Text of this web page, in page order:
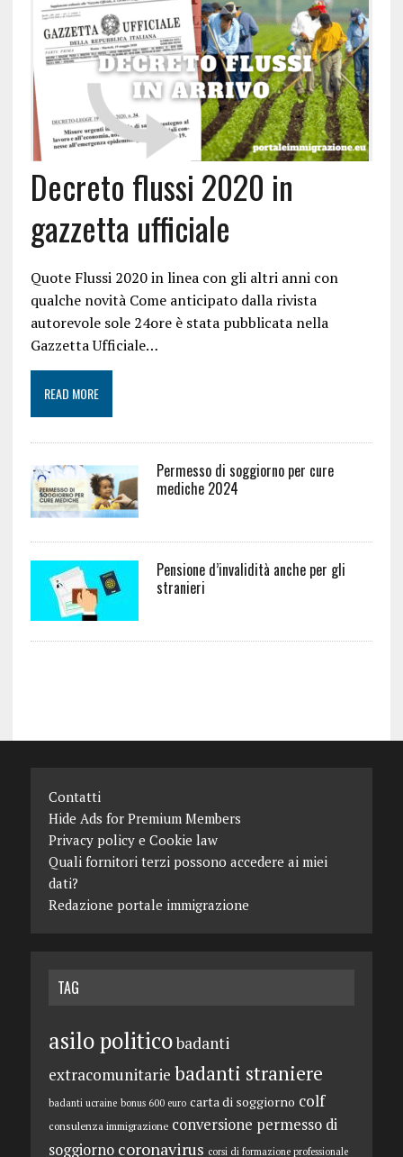
Decreto flussi 2020 in
gazzetta ufficiale
Quote Flussi 2020 in linea con gli altri anni con
qualche novità Come anticipato dalla rivista
autorevole sole 24ore è stata pubblicata nella
Gazzetta Ufficiale…
READ MORE
Permesso di soggiorno per cure
mediche 2024
Pensione d’invalidità anche per gli
stranieri
Contatti
Hide Ads for Premium Members
Privacy policy e Cookie law
Quali fornitori terzi possono accedere ai miei
dati?
Redazione portale immigrazione
TAG
asilo politicobadanti
extracomunitarie badanti straniere
badanti ucraine bonus 600 euro carta di soggiorno colf
consulenza immigrazione conversione permesso di
soggiorno coronavirus corsi di formazione professionale